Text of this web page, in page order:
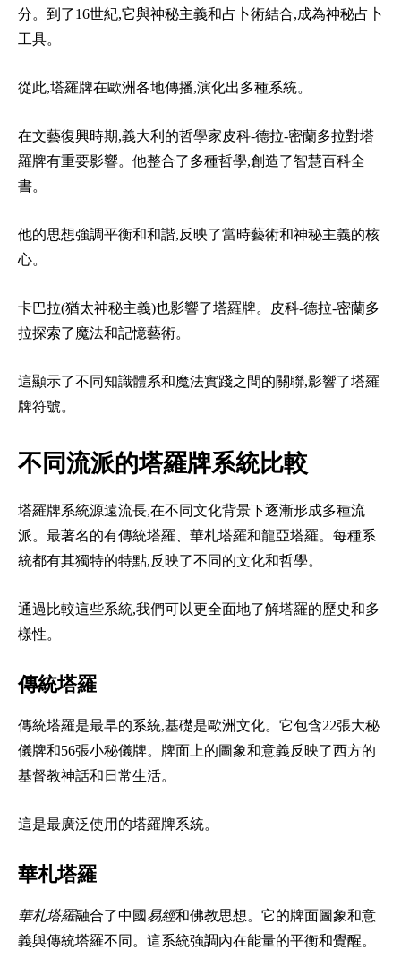
分。到了16世紀,它與神秘主義和占卜術結合,成為神秘占卜
工具。
從此,塔羅牌在歐洲各地傳播,演化出多種系統。
在文藝復興時期,義大利的哲學家皮科-德拉-密蘭多拉對塔
羅牌有重要影響。他整合了多種哲學,創造了智慧百科全
書。
他的思想強調平衡和和諧,反映了當時藝術和神秘主義的核
心。
卡巴拉(猶太神秘主義)也影響了塔羅牌。皮科-德拉-密蘭多
拉探索了魔法和記憶藝術。
這顯示了不同知識體系和魔法實踐之間的關聯,影響了塔羅
牌符號。
不同流派的塔羅牌系統比較
塔羅牌系統源遠流長,在不同文化背景下逐漸形成多種流
派。最著名的有傳統塔羅、華札塔羅和龍亞塔羅。每種系
統都有其獨特的特點,反映了不同的文化和哲學。
通過比較這些系統,我們可以更全面地了解塔羅的歷史和多
樣性。
傳統塔羅
傳統塔羅是最早的系統,基礎是歐洲文化。它包含22張大秘
儀牌和56張小秘儀牌。牌面上的圖象和意義反映了西方的
基督教神話和日常生活。
這是最廣泛使用的塔羅牌系統。
華札塔羅
華札塔羅融合了中國易經和佛教思想。它的牌面圖象和意
義與傳統塔羅不同。這系統強調內在能量的平衡和覺醒。